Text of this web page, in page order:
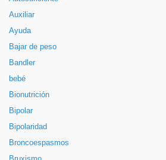
Auxiliar
Ayuda
Bajar de peso
Bandler
bebé
Bionutrición
Bipolar
Bipolaridad
Broncoespasmos